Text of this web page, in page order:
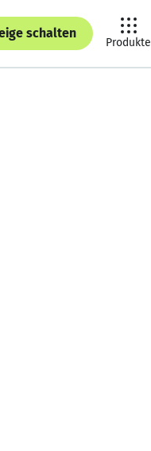
schalten
Produkte